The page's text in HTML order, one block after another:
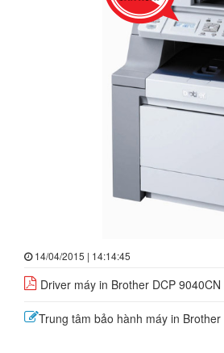
14/04/2015 | 14:14:45
Driver máy in Brother DCP 9040CN
Trung tâm bảo hành máy in Brother